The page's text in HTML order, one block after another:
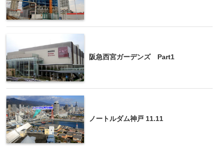
阪急西宮ガーデンズ Part1
ノートルダム神戸 11.11